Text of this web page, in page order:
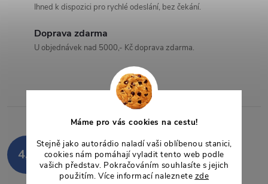
Máme pro vás cookies na cestu!
Stejně jako autorádio naladí vaši oblíbenou stanici,
cookies nám pomáhají vyladit tento web podle
vašich představ. Pokračováním souhlasíte s jejich
použitím. Více informací naleznete zde
v
k
Ihned k dispozici pro rychlé odeslání, bez čekání.
Doprava zdarma
U objednávek nad 5000,- Kč doprava zdarma.
4,9 Hodnocení zákazníků
848 hodnocení
Zobrazit recenze